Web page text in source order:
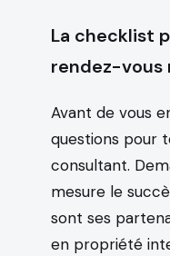
La checklist
rendez-vous
Avant de vous
questions pour
consultant.
mesure le
sont ses
en propriété